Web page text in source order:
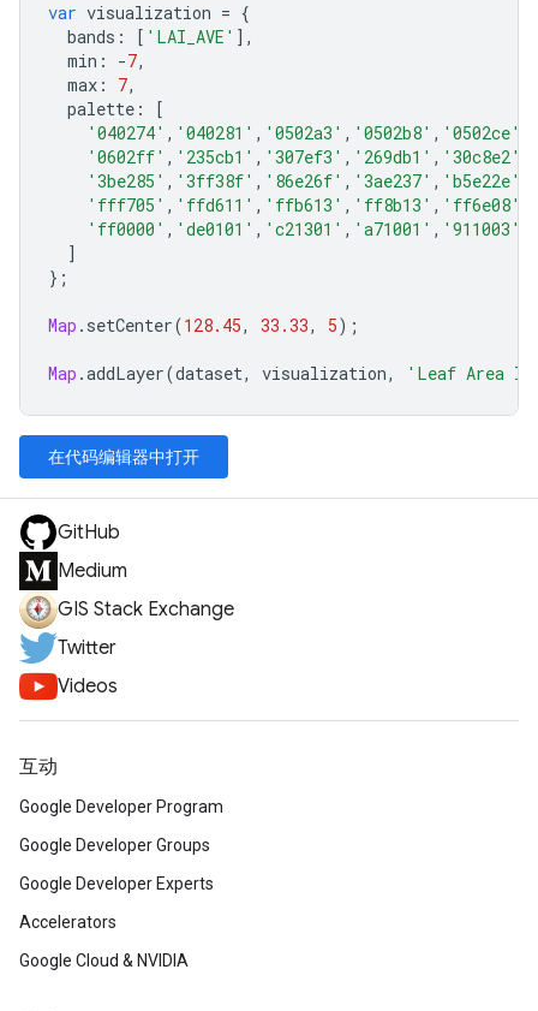
var visualization = {
bands : [ 'LAI_AVE' ],
min : -7,
max : 7,
palette :
[
'040274' , '040281' , '0502a3' , '0502b8' , '0502ce'
'0602ff' , '235cb1' , '307ef3' , '269db1' , '30c8e2'
'3be285' , '3ff38f' , '86e26f' , '3ae237' , 'b5e22e'
'fff705' , 'ffd611' , 'ffb613' , 'ff8b13' , 'ff6e08'
'ff0000' , 'de0101' , 'c21301' , 'a71001' , '911003'
]
};
Map . setCenter(128.45, 33.33, 5);
Map .addLayer(dataset, visualization, 'Leaf Area
在代码编辑器中打开
GitHub
Medium
GIS Stack Exchange
Twitter
Videos
互动
Google Developer Program
Google Developer Groups
Google Developer Experts
Accelerators
Google Cloud & NVIDIA